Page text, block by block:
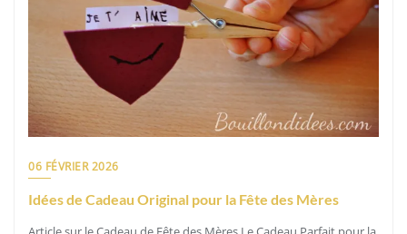
06 FÉVRIER 2026
Idées de Cadeau Original pour la Fête des Mères